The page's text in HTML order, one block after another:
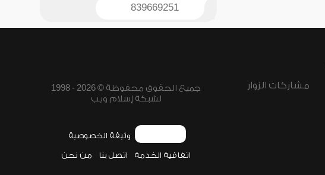
839669251
مشاركات الزوار
جميع الحقوق محفوظة © 2026 - 1998
لشبكة إسلام ويب
وثيقة الخصوصية
اتفاقية الخدمة اتصل بنا من نحن